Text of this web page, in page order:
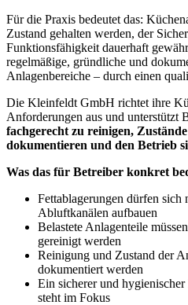
Für die Praxis bedeutet das:
Zustand gehalten werden, der
Funktionsfähigkeit dauerhaft
regelmäßige, gründliche und
Anlagenbereiche – durch einen
Die Kleinfeldt GmbH richtet ihre
Anforderungen aus und unterstützt
fachgerecht zu reinigen,
dokumentieren und den Betrieb
Was das für Betreiber konkret
Fettablagerungen dürfen
Abluftkanälen aufbauen
Belastete Anlagenteile
gereinigt werden
Reinigung und Zustand der
dokumentiert werden
Ein sicherer und
steht im Fokus